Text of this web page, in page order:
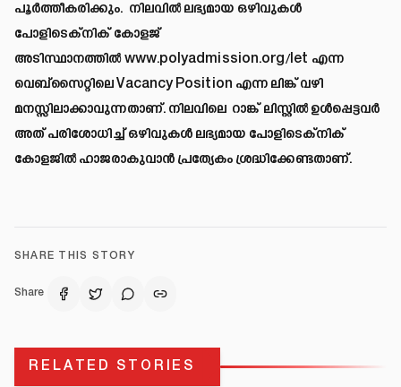
പൂർത്തീകരിക്കും. നിലവിൽ ലഭ്യമായ ഒഴിവുകൾ
പോളിടെക്‌നിക് കോളജ്
അടിസ്ഥാനത്തിൽwww.polyadmission.org/let എന്ന
വെബ്‌സൈറ്റിലെ Vacancy Position എന്ന ലിങ്ക് വഴി
മനസ്സിലാക്കാവുന്നതാണ്. നിലവിലെ റാങ്ക് ലിസ്റ്റിൽ ഉൾപ്പെട്ടവർ
അത് പരിശോധിച്ച് ഒഴിവുകൾ ലഭ്യമായ പോളിടെക്‌നിക്
കോളജിൽ ഹാജരാകുവാൻ പ്രത്യേകം ശ്രദ്ധിക്കേണ്ടതാണ്.
SHARE THIS STORY
Share
RELATED STORIES